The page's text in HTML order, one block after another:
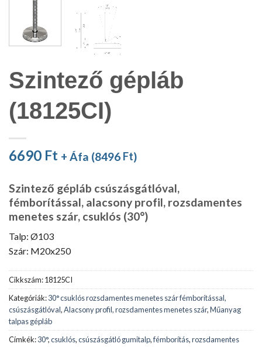
Szintező gépláb
(18125CI)
6690 Ft + Áfa (8496 Ft)
Szintező gépláb csúszásgátlóval,
fémborítással, alacsony profil, rozsdamentes
menetes szár, csuklós (30°)
Talp: Ø103
Szár: M20x250
Cikkszám:18125CI
Kategóriák:30° csuklós rozsdamentes menetes szár fémborítással,
csúszásgátlóval,Alacsony profil, rozsdamentes menetes szár,Műanyag
talpas gépláb
Címkék:30°,csuklós,csúszásgátló gumitalp,fémborítás,rozsdamentes